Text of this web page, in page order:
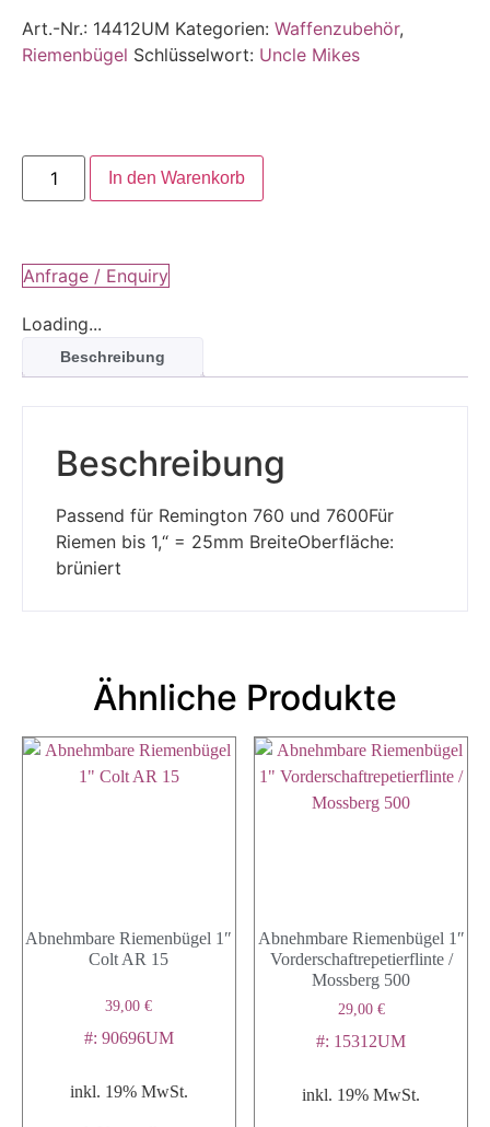
Art.-Nr.: 14412UM Kategorien: Waffenzubehör,
Riemenbügel Schlüsselwort: Uncle Mikes
In den Warenkorb
Anfrage / Enquiry
Loading...
Beschreibung
Beschreibung
Passend für Remington 760 und 7600Für
Riemen bis 1,“ = 25mm BreiteOberfläche:
brüniert
Ähnliche Produkte
Abnehmbare Riemenbügel 1″
Colt AR 15
39,00€
#: 90696UM
inkl. 19% MwSt.
Abnehmbare Riemenbügel 1″
Vorderschaftrepetierflinte /
Mossberg 500
29,00 €
#: 15312UM
inkl. 19% MwSt.